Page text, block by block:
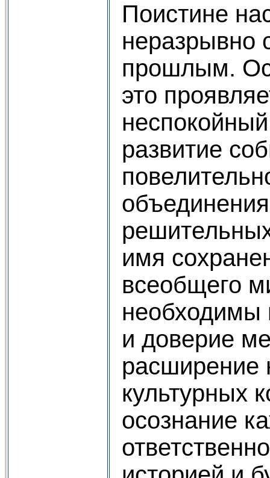
Поистине
неразрывно
прошлым.
это
развитие
имя
всеобщего
необходимы
и доверие
расширение
культурных
осознание